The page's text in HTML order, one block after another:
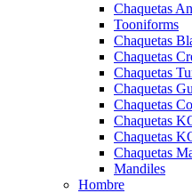
Chaquetas
Tooniforms
Chaquetas
Chaquetas
Chaquetas
Chaquetas
Chaquetas
Chaquetas
Chaquetas
Chaquetas
Mandiles
Hombre